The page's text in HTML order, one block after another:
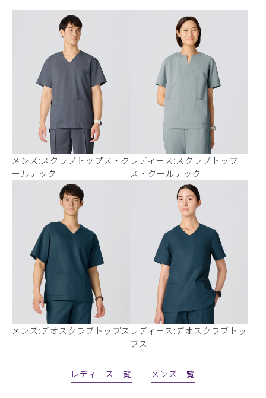
メンズ:スクラブトップス・ク
ールテック
レディース:スクラブトップ
ス・クールテック
メンズ:デオスクラブトップス レディース:デオスクラブトッ
プス
レディース一覧 メンズ一覧